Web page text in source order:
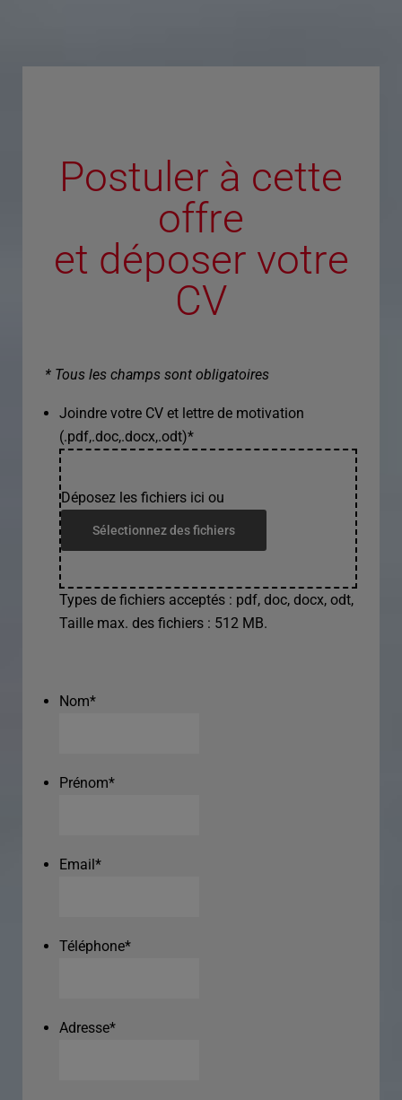
Postuler à cette
offre
et déposer votre
CV
* Tous les champs sont obligatoires
Joindre votre CV et lettre de motivation
(.pdf,.doc,.docx,.odt)*
Déposez les fichiers ici ou
Sélectionnez des fichiers
Types de fichiers acceptés : pdf, doc, docx, odt,
Taille max. des fichiers : 512 MB.
Nom*
Prénom*
Email*
Téléphone*
Adresse*